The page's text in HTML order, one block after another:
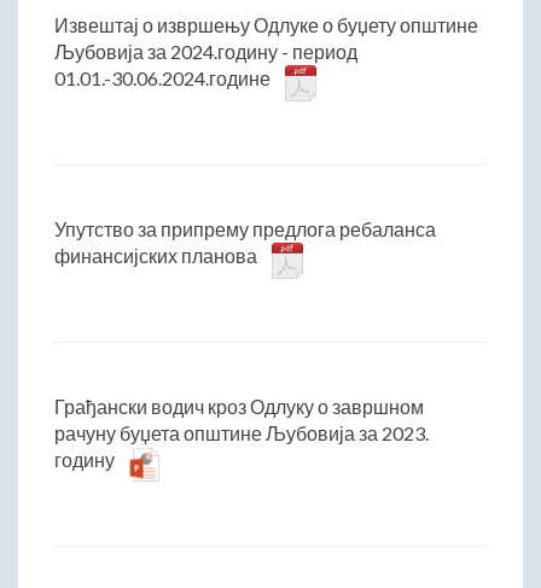
Извештај о извршењу Одлуке о буџету општине
Љубовија за 2024.годину - период
01.01.-30.06.2024.године
Упутство за припрему предлога ребаланса
финансијских планова
Грађански водич кроз Одлуку о завршном
рачуну буџета општине Љубовија за 2023.
годину